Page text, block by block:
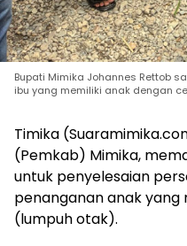
Bupati Mimika Johannes Rettob
ibu yang memiliki anak dengan
Timika
(Pemkab) Mimika,
untuk penyelesaian
penanganan anak
(lumpuh otak).